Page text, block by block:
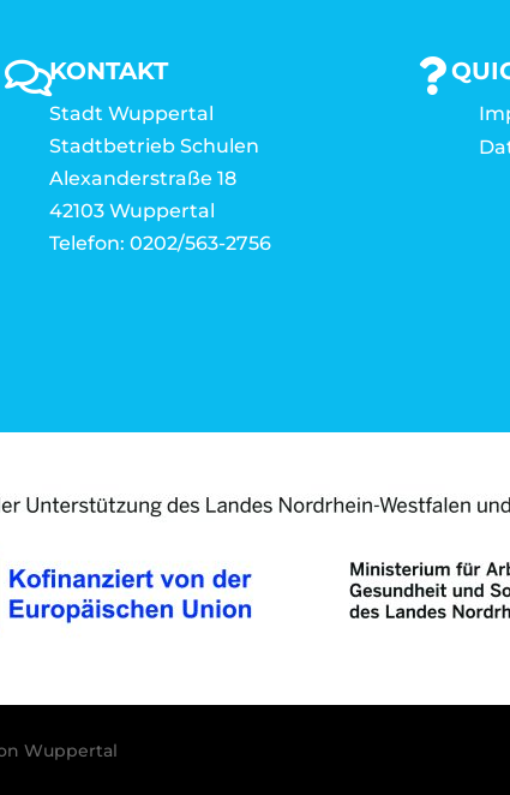
KONTAKT
Stadt Wuppertal
Stadtbetrieb Schulen
Alexanderstraße 18
42103 Wuppertal
Telefon: 0202/563-2756
Wuppertal